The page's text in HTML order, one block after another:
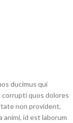
ducimus qui
quos dolores
non provident,
id est laborum